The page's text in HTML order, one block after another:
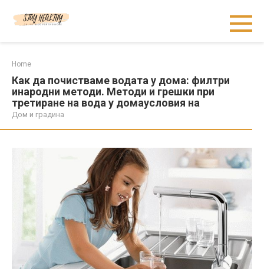
Home
Как да почистваме водата у дома: филтри
инародни методи. Методи и грешки при
третиране на вода у домаусловия на
Дом и градина